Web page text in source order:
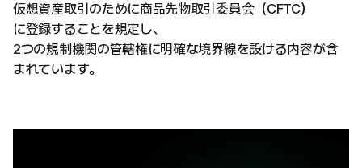
仮想資産取引のために商品先物取引委員会（CFTC）
に登録することを規定し、
2つの規制機関の管轄権に明確な境界線を設ける内容が含
まれています。